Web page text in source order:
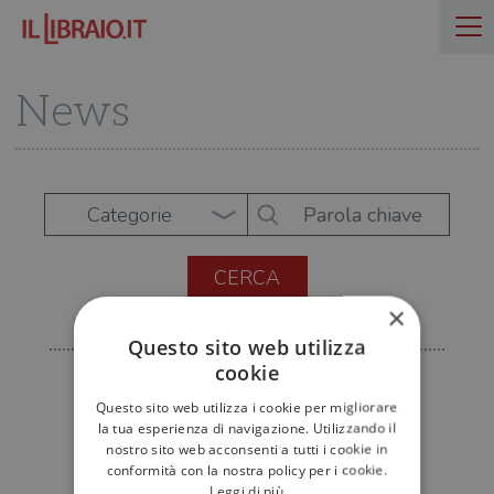
News
Categorie
×
Questo sito web utilizza
cookie
Questo sito web utilizza i cookie per migliorare
la tua esperienza di navigazione. Utilizzando il
nostro sito web acconsenti a tutti i cookie in
conformità con la nostra policy per i cookie.